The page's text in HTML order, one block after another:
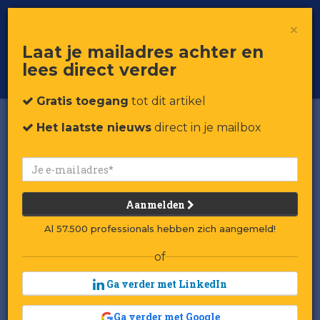
Voor professionals in retail & brands
Toggle
×
Laat je mailadres achter en
lees direct verder
Gratis toegang tot dit artikel
Het laatste nieuws direct in je mailbox
Aanmelden
Al 57.500 professionals hebben zich aangemeld!
of
Ga verder met LinkedIn
Ga verder met Google